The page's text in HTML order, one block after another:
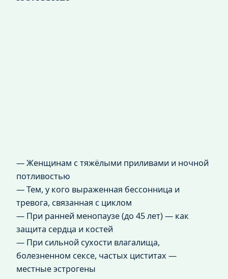
— Женщинам с тяжёлыми приливами и ночной
потливостью
— Тем, у кого выраженная бессонница и
тревога, связанная с циклом
— При ранней менопаузе (до 45 лет) — как
защита сердца и костей
— При сильной сухости влагалища,
болезненном сексе, частых циститах —
местные эстрогены